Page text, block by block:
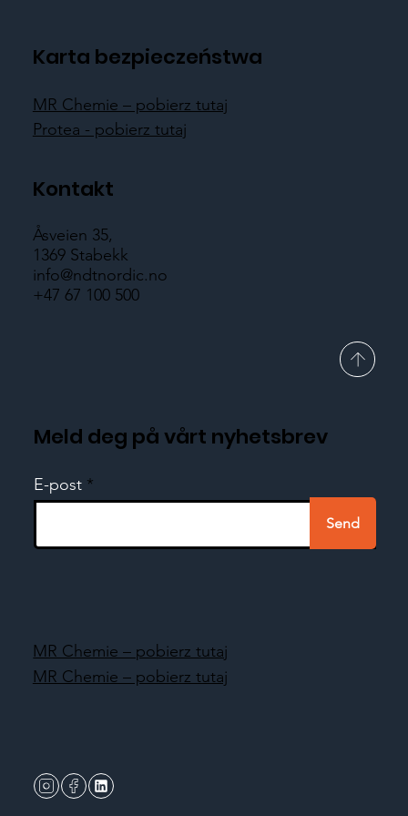
Karta bezpieczeństwa
MR Chemie – pobierz tutaj
Protea - pobierz tutaj
Kontakt
Åsveien 35,
1369 Stabekk
info@ndtnordic.no
+47 67 100 500
Meld deg på vårt nyhetsbrev
E-post
Send
MR Chemie – pobierz tutaj
MR Chemie – pobierz tutaj